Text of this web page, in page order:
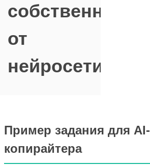
собственности"
от
нейросети
Пример задания для AI-
копирайтера